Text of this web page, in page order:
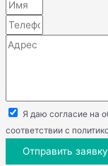
Я даю согласие на
соответствии с
Отправить заявку